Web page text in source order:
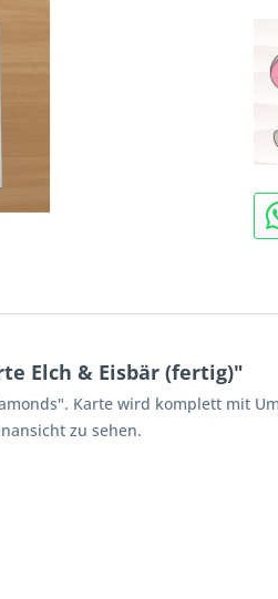
Elch & Eisbär (fertig)"
Karte wird komplett mit
zu sehen.